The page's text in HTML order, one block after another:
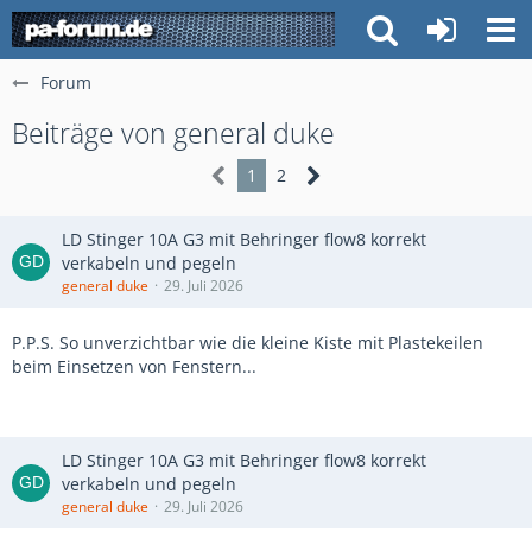
Forum
Beiträge von general duke
1 2
LD Stinger 10A G3 mit Behringer flow8 korrekt
verkabeln und pegeln
general duke 29. Juli 2026
P.P.S. So unverzichtbar wie die kleine Kiste mit Plastekeilen
beim Einsetzen von Fenstern...
LD Stinger 10A G3 mit Behringer flow8 korrekt
verkabeln und pegeln
general duke 29. Juli 2026